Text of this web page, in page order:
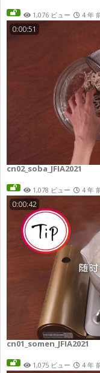
1,076 ビュー 4 年
0:00:51
cn02_soba_JFIA2021
1,078 ビュー 4 年
0:00:42
cn01_somen_JFIA2021
1,075 ビュー 4 年